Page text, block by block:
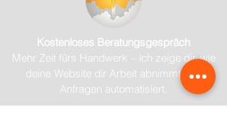
Kostenloses Beratungsgespräch
Mehr Zeit fürs Handwerk – ich zeige dir, wie
deine Website dir Arbeit abnimmt und
Anfragen automatisiert.